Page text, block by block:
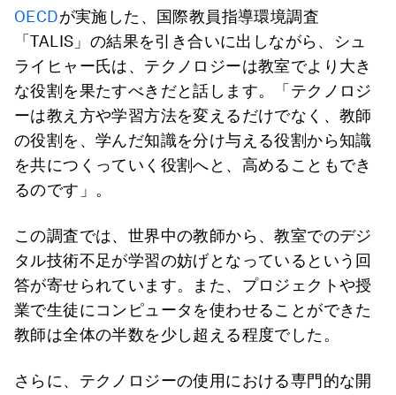
OECDが実施した、国際教員指導環境調査
「TALIS」の結果を引き合いに出しながら、シュ
ライヒャー氏は、テクノロジーは教室でより大き
な役割を果たすべきだと話します。「テクノロジ
ーは教え方や学習方法を変えるだけでなく、教師
の役割を、学んだ知識を分け与える役割から知識
を共につくっていく役割へと、高めることもでき
るのです」。
この調査では、世界中の教師から、教室でのデジ
タル技術不足が学習の妨げとなっているという回
答が寄せられています。また、プロジェクトや授
業で生徒にコンピュータを使わせることができた
教師は全体の半数を少し超える程度でした。
さらに、テクノロジーの使用における専門的な開